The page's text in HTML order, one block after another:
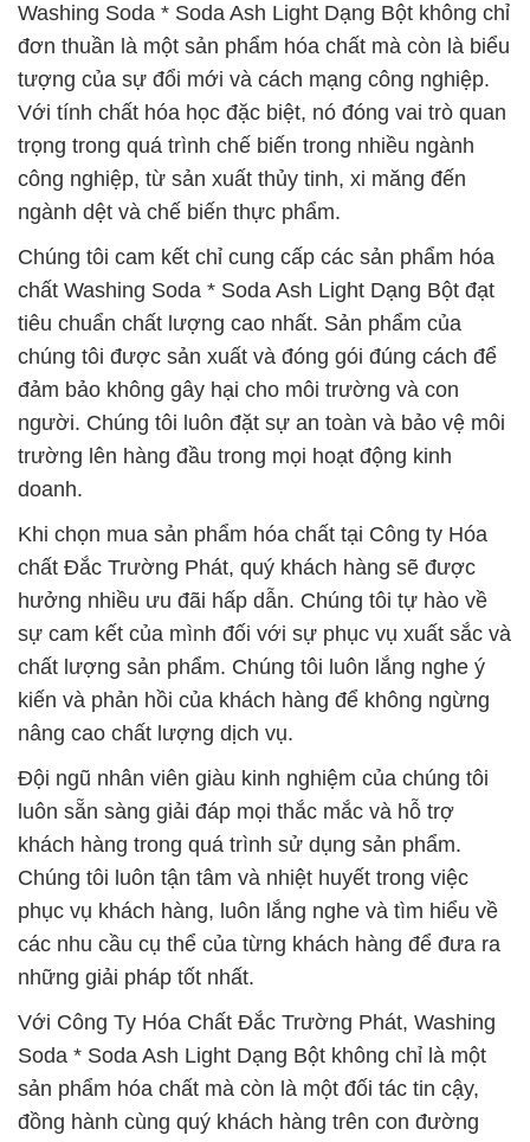
Washing Soda * Soda Ash Light Dạng Bột không chỉ
đơn thuần là một sản phẩm hóa chất mà còn là biểu
tượng của sự đổi mới và cách mạng công nghiệp.
Với tính chất hóa học đặc biệt, nó đóng vai trò quan
trọng trong quá trình chế biến trong nhiều ngành
công nghiệp, từ sản xuất thủy tinh, xi măng đến
ngành dệt và chế biến thực phẩm.
Chúng tôi cam kết chỉ cung cấp các sản phẩm hóa
chất Washing Soda * Soda Ash Light Dạng Bột đạt
tiêu chuẩn chất lượng cao nhất. Sản phẩm của
chúng tôi được sản xuất và đóng gói đúng cách để
đảm bảo không gây hại cho môi trường và con
người. Chúng tôi luôn đặt sự an toàn và bảo vệ môi
trường lên hàng đầu trong mọi hoạt động kinh
doanh.
Khi chọn mua sản phẩm hóa chất tại Công ty Hóa
chất Đắc Trường Phát, quý khách hàng sẽ được
hưởng nhiều ưu đãi hấp dẫn. Chúng tôi tự hào về
sự cam kết của mình đối với sự phục vụ xuất sắc và
chất lượng sản phẩm. Chúng tôi luôn lắng nghe ý
kiến và phản hồi của khách hàng để không ngừng
nâng cao chất lượng dịch vụ.
Đội ngũ nhân viên giàu kinh nghiệm của chúng tôi
luôn sẵn sàng giải đáp mọi thắc mắc và hỗ trợ
khách hàng trong quá trình sử dụng sản phẩm.
Chúng tôi luôn tận tâm và nhiệt huyết trong việc
phục vụ khách hàng, luôn lắng nghe và tìm hiểu về
các nhu cầu cụ thể của từng khách hàng để đưa ra
những giải pháp tốt nhất.
Với Công Ty Hóa Chất Đắc Trường Phát, Washing
Soda * Soda Ash Light Dạng Bột không chỉ là một
sản phẩm hóa chất mà còn là một đối tác tin cậy,
đồng hành cùng quý khách hàng trên con đường